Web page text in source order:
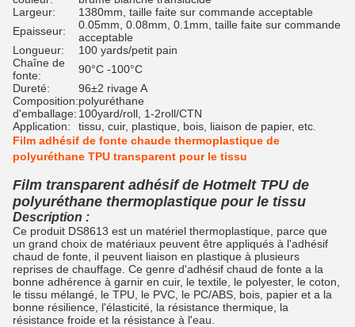
Largeur:
1380mm, taille faite sur commande acceptable
Epaisseur:
0.05mm, 0.08mm, 0.1mm, taille faite sur commande
acceptable
Longueur:
100 yards/petit pain
Chaîne de
fonte:
90°C -100°C
Dureté:
96±2 rivage A
Composition:polyuréthane
d'emballage: 100yard/roll, 1-2roll/CTN
Application:
tissu, cuir, plastique, bois, liaison de papier, etc.
Film adhésif de fonte chaude thermoplastique de
polyuréthane TPU transparent pour le tissu
Film transparent adhésif de Hotmelt TPU de
polyuréthane thermoplastique pour le tissu
Description :
Ce produit DS8613 est un matériel thermoplastique, parce que
un grand choix de matériaux peuvent être appliqués à l'adhésif
chaud de fonte, il peuvent liaison en plastique à plusieurs
reprises de chauffage. Ce genre d'adhésif chaud de fonte a la
bonne adhérence à garnir en cuir, le textile, le polyester, le coton,
le tissu mélangé, le TPU, le PVC, le PC/ABS, bois, papier et a la
bonne résilience, l'élasticité, la résistance thermique, la
résistance froide et la résistance à l'eau.